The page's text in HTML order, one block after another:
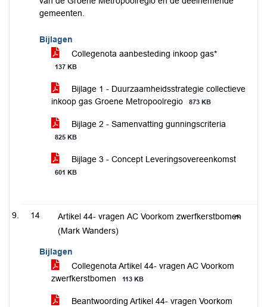
gemeenten.
Bijlagen
Collegenota aanbesteding inkoop gas*
137 KB
Bijlage 1 - Duurzaamheidsstrategie collectieve
inkoop gas Groene Metropoolregio
873 KB
Bijlage 2 - Samenvatting gunningscriteria
825 KB
Bijlage 3 - Concept Leveringsovereenkomst
601 KB
14
Artikel 44- vragen AC Voorkom zwerfkerstbomen
(Mark Wanders)
Bijlagen
Collegenota Artikel 44- vragen AC Voorkom
zwerfkerstbomen
113 KB
Beantwoording Artikel 44- vragen Voorkom